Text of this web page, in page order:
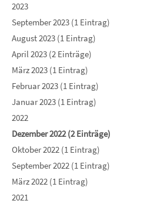
2023
September 2023 (1 Eintrag)
August 2023 (1 Eintrag)
April 2023 (2 Einträge)
März 2023 (1 Eintrag)
Februar 2023 (1 Eintrag)
Januar 2023 (1 Eintrag)
2022
Dezember 2022 (2 Einträge)
Oktober 2022 (1 Eintrag)
September 2022 (1 Eintrag)
März 2022 (1 Eintrag)
2021